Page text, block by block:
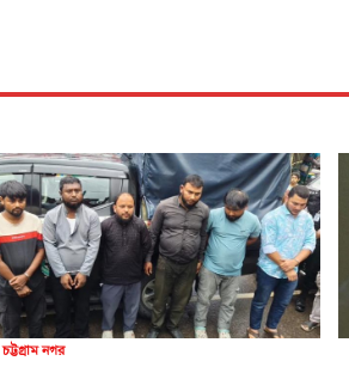
চট্টগ্রাম নগর